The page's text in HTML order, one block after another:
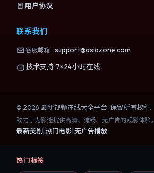
用户协议
联系我们
客服邮箱 support@asiazone.com
技术支持 7×24小时在线
© 2026 最新视频在线大全平台. 保留所有权利.
致力于为影迷提供高清、流畅、无广告的观影体验。
最新美剧 |热门电影|无广告播放
热门标签